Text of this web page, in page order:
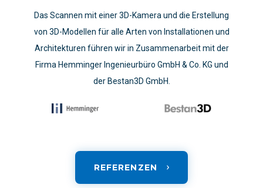
Das Scannen mit einer 3D-Kamera und die Erstellung
von 3D-Modellen für alle Arten von Installationen und
Architekturen führen wir in Zusammenarbeit mit der
Firma Hemminger Ingenieurbüro GmbH & Co. KG und
der Bestan3D GmbH.
REFERENZEN